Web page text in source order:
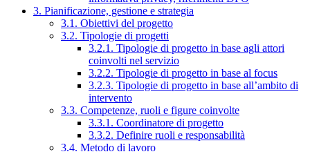
3. Pianificazione, gestione e strategia
3.1. Obiettivi del progetto
3.2. Tipologie di progetti
3.2.1. Tipologie di progetto in base agli attori
coinvolti nel servizio
3.2.2. Tipologie di progetto in base al focus
3.2.3. Tipologie di progetto in base all’ambito di
intervento
3.3. Competenze, ruoli e figure coinvolte
3.3.1. Coordinatore di progetto
3.3.2. Definire ruoli e responsabilità
3.4. Metodo di lavoro